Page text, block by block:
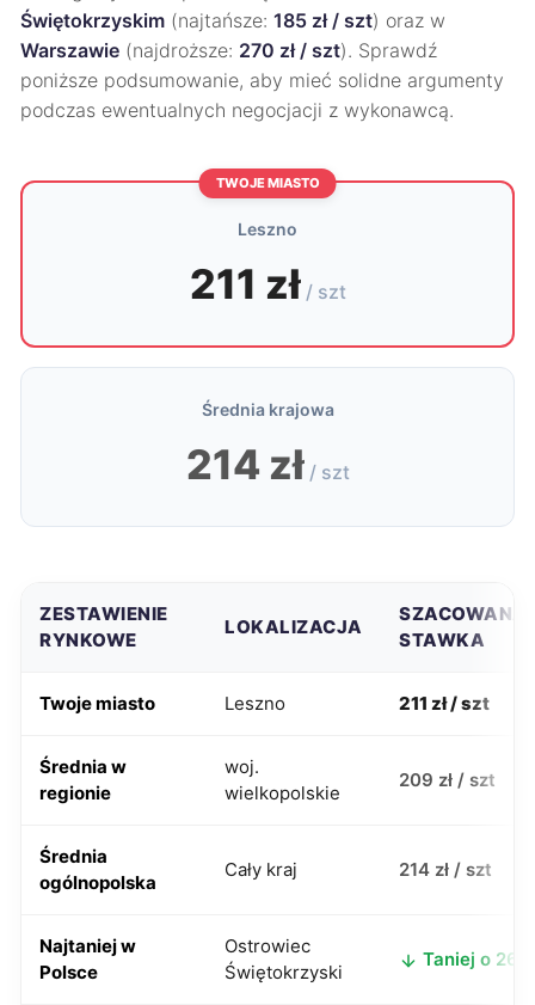
Świętokrzyskim (najtańsze: 185 zł / szt) oraz w
Warszawie (najdroższe: 270 zł / szt). Sprawdź
poniższe podsumowanie, aby mieć solidne argumenty
podczas ewentualnych negocjacji z wykonawcą.
TWOJE MIASTO
Leszno
211 zł / szt
Średnia krajowa
214 zł / szt
ZESTAWIENIE
RYNKOWE
LOKALIZACJA
SZACOWANA
STAWKA
Twoje miasto Leszno 211 zł / szt
Średnia w
regionie
woj.
wielkopolskie
209 zł / szt
Średnia
ogólnopolska
Cały kraj 214 zł / szt
Najtaniej w
Polsce
Ostrowiec
Świętokrzyski
Taniej o 26